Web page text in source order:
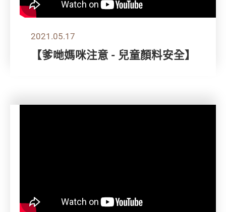
2021.05.17
【爹哋媽咪注意 - 兒童顏料安全】